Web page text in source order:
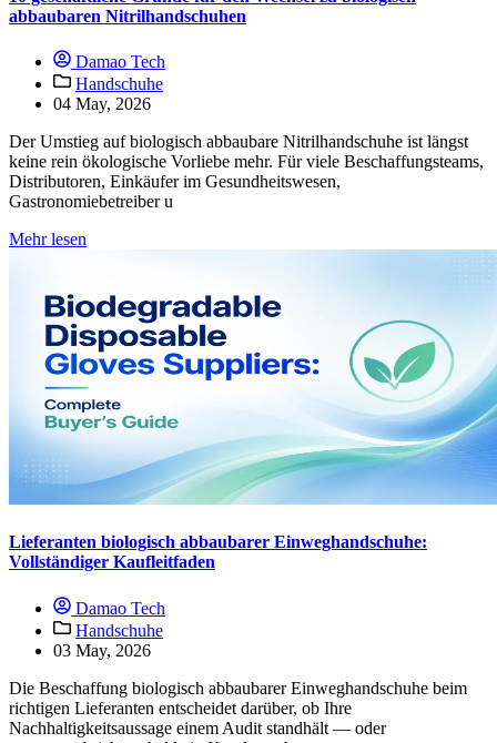
abbaubaren Nitrilhandschuhen
Damao Tech
Handschuhe
04 May, 2026
Der Umstieg auf biologisch abbaubare Nitrilhandschuhe ist längst
keine rein ökologische Vorliebe mehr. Für viele Beschaffungsteams,
Distributoren, Einkäufer im Gesundheitswesen,
Gastronomiebetreiber u
Mehr lesen
Lieferanten biologisch abbaubarer Einweghandschuhe:
Vollständiger Kaufleitfaden
Damao Tech
Handschuhe
03 May, 2026
Die Beschaffung biologisch abbaubarer Einweghandschuhe beim
richtigen Lieferanten entscheidet darüber, ob Ihre
Nachhaltigkeitsaussage einem Audit standhält — oder